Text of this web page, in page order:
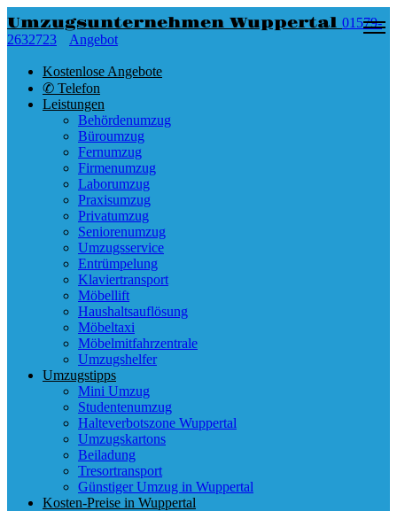
Umzugsunternehmen Wuppertal 01579-
2632723
Angebot
Kostenlose Angebote
✆ Telefon
Leistungen
Behördenumzug
Büroumzug
Fernumzug
Firmenumzug
Laborumzug
Praxisumzug
Privatumzug
Seniorenumzug
Umzugsservice
Entrümpelung
Klaviertransport
Möbellift
Haushaltsauflösung
Möbeltaxi
Möbelmitfahrzentrale
Umzugshelfer
Umzugstipps
Mini Umzug
Studentenumzug
Halteverbotszone Wuppertal
Umzugskartons
Beiladung
Tresortransport
Günstiger Umzug in Wuppertal
Kosten-Preise in Wuppertal